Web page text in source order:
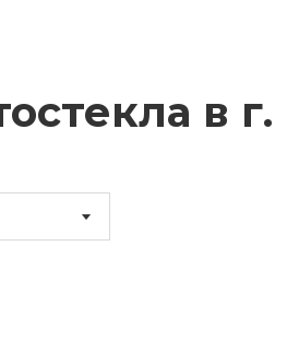
в г.